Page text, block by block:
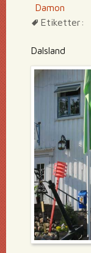
Damon
Etiketter:
Dalsland